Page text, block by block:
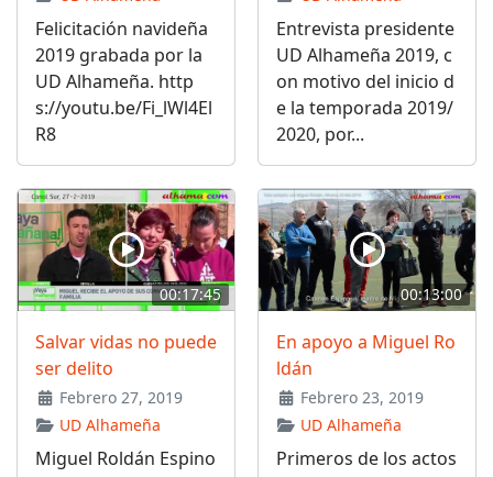
Felicitación navideña
2019 grabada por la
UD Alhameña. http
s://youtu.be/Fi_lWl4El
R8
Entrevista presidente
UD Alhameña 2019, c
on motivo del inicio d
e la temporada 2019/
2020, por...
00:17:45
Salvar vidas no puede
ser delito
Febrero 27, 2019
UD Alhameña
Miguel Roldán Espino
00:13:00
En apoyo a Miguel Ro
ldán
Febrero 23, 2019
UD Alhameña
Primeros de los actos